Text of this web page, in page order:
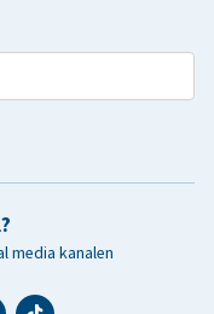
media kanalen